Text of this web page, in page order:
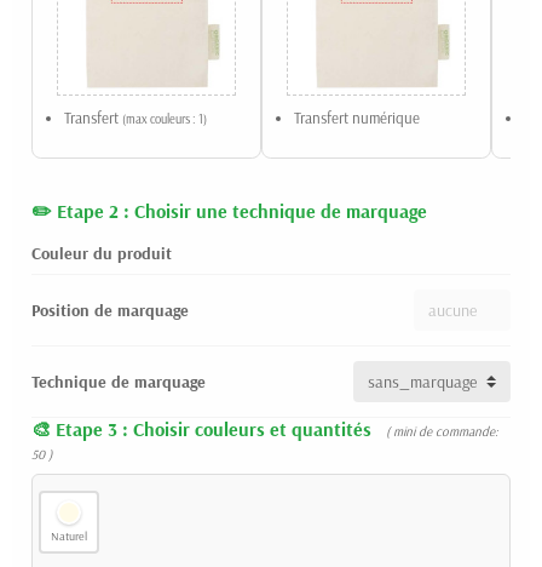
Transfert (max couleurs : 1) Transfert numérique
Etape 2 : Choisir une technique de marquage
Couleur du produit
Position de marquage
Technique de marquage
Etape 3 : Choisir couleurs et quantités
( mini de commande:
50 )
Naturel